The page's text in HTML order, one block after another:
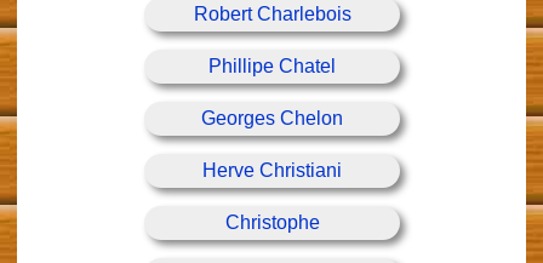
Robert Charlebois
Phillipe Chatel
Georges Chelon
Herve Christiani
Christophe